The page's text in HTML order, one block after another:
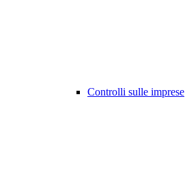
Controlli sulle imprese